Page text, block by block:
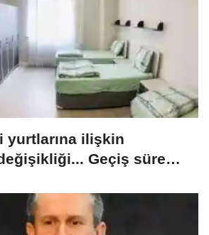
yurtlarına ilişkin
Geçiş süresi